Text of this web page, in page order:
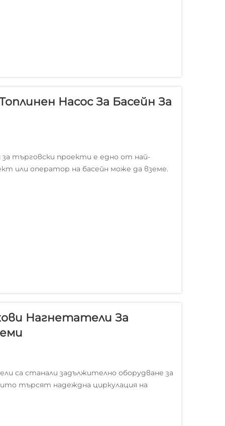
Насос За Басейн За
търговски проекти е едно от най-
или оператор на басейн може да вземе.
разходи за вашия
Нагнетатели За
са станали задължително оборудване за
търсят надеждна циркулация на
основните операции – от